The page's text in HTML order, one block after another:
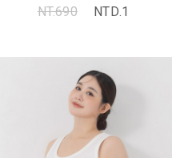
NT.690
NTD.1